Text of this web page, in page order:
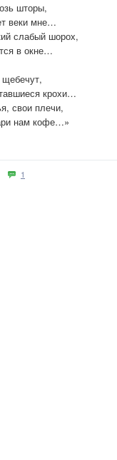
шторы,
веки мне…
слабый шорох,
в окне…
крохи…
свои плечи,
нам кофе…»
1